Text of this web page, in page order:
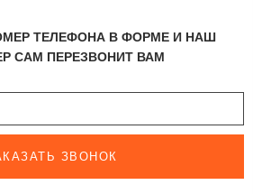
ТЕЛЕФОНА В ФОРМЕ И НАШ
САМ ПЕРЕЗВОНИТ ВАМ
ЗВОНОК